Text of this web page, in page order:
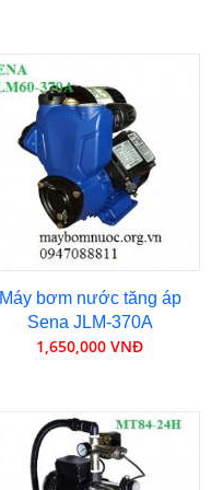
Máy bơm nước tăng áp
Sena JLM-370A
1,650,000 VNĐ